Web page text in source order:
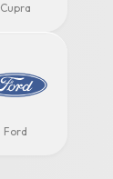
Cupra
Ford